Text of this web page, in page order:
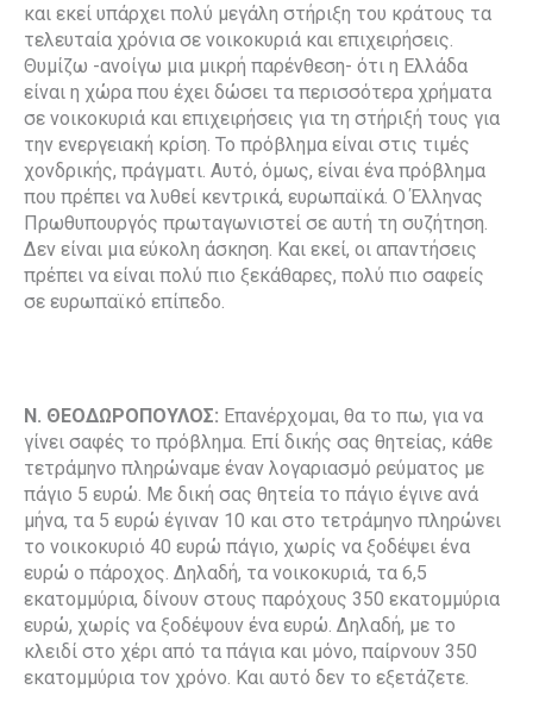
και εκεί υπάρχει πολύ μεγάλη στήριξη του κράτους τα
τελευταία χρόνια σε νοικοκυριά και επιχειρήσεις.
Θυμίζω -ανοίγω μια μικρή παρένθεση- ότι η Ελλάδα
είναι η χώρα που έχει δώσει τα περισσότερα χρήματα
σε νοικοκυριά και επιχειρήσεις για τη στήριξή τους για
την ενεργειακή κρίση. Το πρόβλημα είναι στις τιμές
χονδρικής, πράγματι. Αυτό, όμως, είναι ένα πρόβλημα
που πρέπει να λυθεί κεντρικά, ευρωπαϊκά. Ο Έλληνας
Πρωθυπουργός πρωταγωνιστεί σε αυτή τη συζήτηση.
Δεν είναι μια εύκολη άσκηση. Και εκεί, οι απαντήσεις
πρέπει να είναι πολύ πιο ξεκάθαρες, πολύ πιο σαφείς
σε ευρωπαϊκό επίπεδο.
Ν. ΘΕΟΔΩΡΟΠΟΥΛΟΣ: Επανέρχομαι, θα το πω, για να
γίνει σαφές το πρόβλημα. Επί δικής σας θητείας, κάθε
τετράμηνο πληρώναμε έναν λογαριασμό ρεύματος με
πάγιο 5 ευρώ. Με δική σας θητεία το πάγιο έγινε ανά
μήνα, τα 5 ευρώ έγιναν 10 και στο τετράμηνο πληρώνει
το νοικοκυριό 40 ευρώ πάγιο, χωρίς να ξοδέψει ένα
ευρώ ο πάροχος. Δηλαδή, τα νοικοκυριά, τα 6,5
εκατομμύρια, δίνουν στους παρόχους 350 εκατομμύρια
ευρώ, χωρίς να ξοδέψουν ένα ευρώ. Δηλαδή, με το
κλειδί στο χέρι από τα πάγια και μόνο, παίρνουν 350
εκατομμύρια τον χρόνο. Και αυτό δεν το εξετάζετε.